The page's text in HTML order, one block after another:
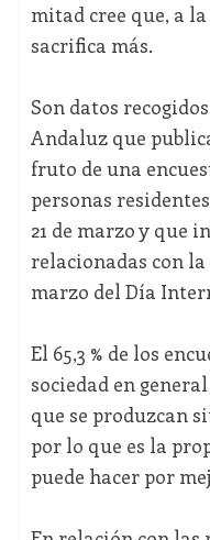
mitad cree que, a
sacrifica más.
Son datos
Andaluz que
fruto de una
personas
21 de marzo y que
relacionadas con
marzo del Día
El 65,3 % de los
sociedad en
que se produzcan
por lo que es la
puede hacer por